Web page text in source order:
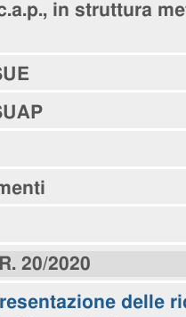
in struttura
20/2020
delle